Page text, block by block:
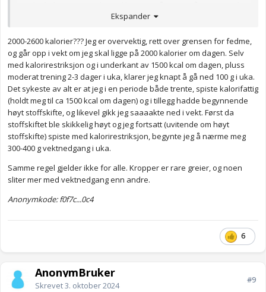
tillegg spiller jo syklus og menstruasjon inn. Er søvnen bra, og får
Anonymkode: a1944...504
Ekspander
2000-2600 kalorier??? Jeg er overvektig, rett over grensen for fedme,
og går opp i vekt om jeg skal ligge på 2000 kalorier om dagen. Selv
med kalorirestriksjon og i underkant av 1500 kcal om dagen, pluss
moderat trening 2-3 dager i uka, klarer jeg knapt å gå ned 100 g i uka.
Det sykeste av alt er at jeg i en periode både trente, spiste kalorifattig
(holdt meg til ca 1500 kcal om dagen) og i tillegg hadde begynnende
høyt stoffskifte, og likevel gikk jeg saaaakte ned i vekt. Først da
stoffskiftet ble skikkelig høyt og jeg fortsatt (uvitende om høyt
stoffskifte) spiste med kalorirestriksjon, begynte jeg å nærme meg
300-400 g vektnedgang i uka.
Samme regel gjelder ikke for alle. Kropper er rare greier, og noen
sliter mer med vektnedgang enn andre.
Anonymkode: f0f7c...0c4
6
AnonymBruker
Skrevet3. oktober 2024
#9